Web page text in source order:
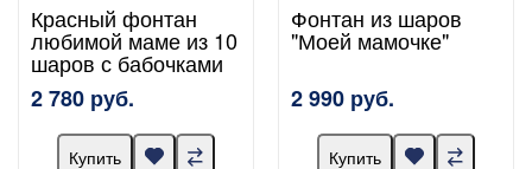
Красный фонтан
любимой маме из 10
шаров с бабочками
2 780 руб.
Купить
Фонтан из шаров
"Моей мамочке"
2 990 руб.
Купить